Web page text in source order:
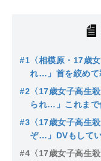
#1 〈相模原・17歳
れ…」首を絞めて
は「交際してい
てない」
#2 〈17歳女子高生
られ…」これまで
は仕事も転々…
として育ててきた
#3 〈17歳女子高生
ぞ…」DVもして
がひどく、体に
#4 〈17歳女子高生